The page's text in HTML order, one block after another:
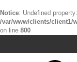
Notice: Undefined
/var/www/clients/client1/
on line 800